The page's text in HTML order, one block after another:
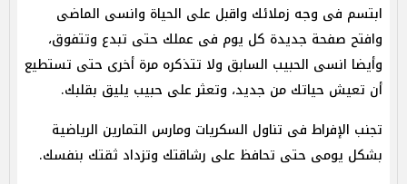
ابتسم فى وجه زملائك واقبل على الحياة وانسى الماضى
وافتح صفحة جديدة كل يوم فى عملك حتى تبدع وتتفوق،
وأيضا انسى الحبيب السابق ولا تتذكره مرة أخرى حتى تستطيع
أن تعيش حياتك من جديد، وتعثر على حبيب يليق بقلبك.
تجنب الإفراط فى تناول السكريات ومارس التمارين الرياضية
بشكل يومى حتى تحافظ على رشاقتك وتزداد ثقتك بنفسك.